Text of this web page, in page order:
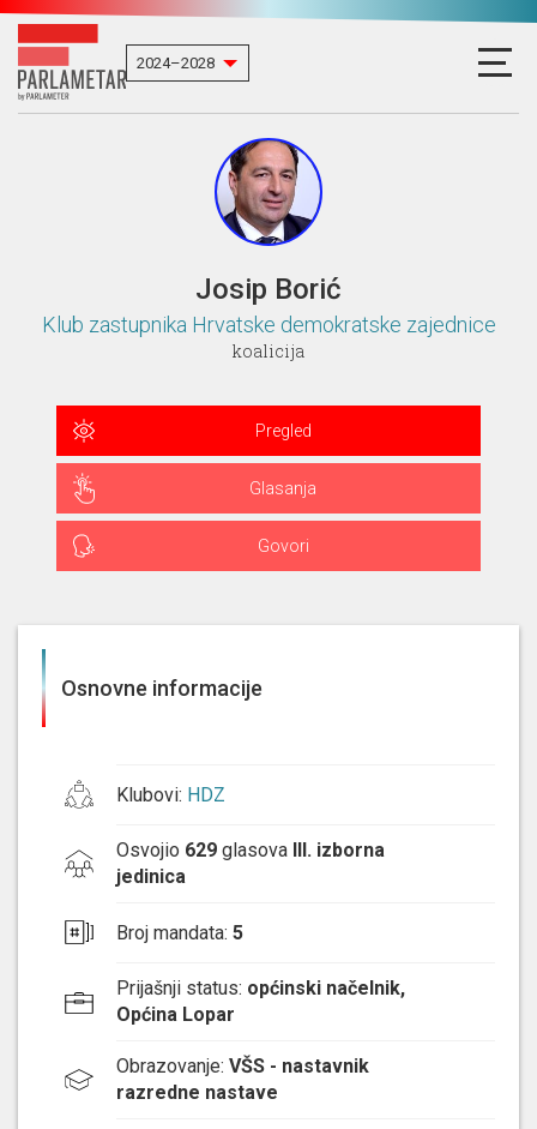
Josip Borić
Klub zastupnika Hrvatske demokratske zajednice
koalicija
Pregled
Glasanja
Govori
Osnovne informacije
Klubovi: HDZ
Osvojio 629 glasova III. izborna
jedinica
Broj mandata: 5
Prijašnji status: općinski načelnik,
Općina Lopar
Obrazovanje: VŠS - nastavnik
razredne nastave